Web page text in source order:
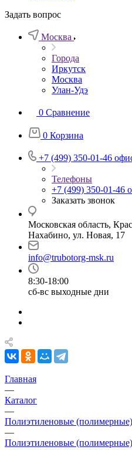
Задать вопрос
Москва
Города
Иркутск
Москва
Улан-Удэ
0 Сравнение
0 Корзина
+7 (499) 350-01-46
Телефоны
+7 (499) 350-01-46
Заказать звонок
Московская область,
Нахабино, ул. Новая, 17
info@trubotorg-msk.ru
8:30-18:00
сб-вс выходные дни
Главная
—
Каталог
—
Полиэтиленовые
—
Полиэтиленовые